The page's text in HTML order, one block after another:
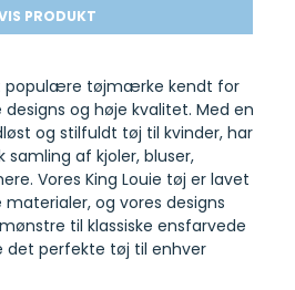
PRODUKT
populære tøjmærke kendt for
og høje kvalitet. Med en
og stilfuldt tøj til kvinder, har
samling af kjoler, bluser,
Vores King Louie tøj er lavet
og vores designs
til klassiske ensfarvede
det perfekte tøj til enhver